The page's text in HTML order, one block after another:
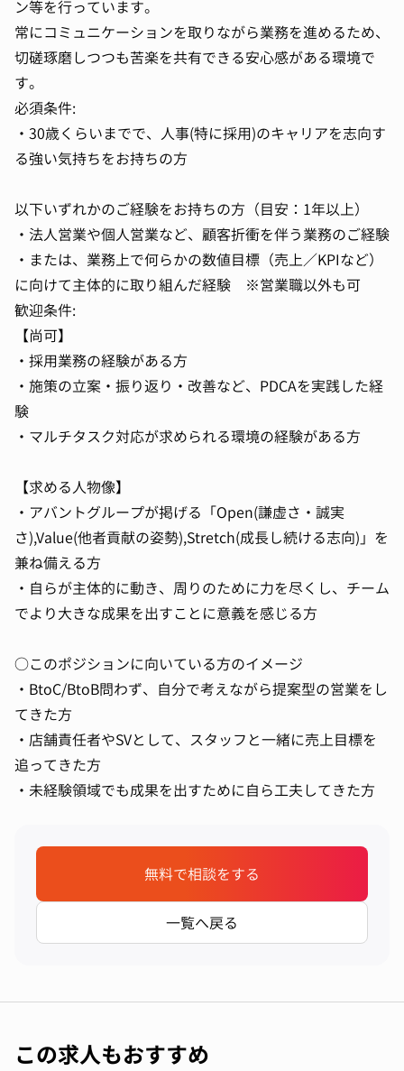
ン等を行っています。
常にコミュニケーションを取りながら業務を進めるため、
切磋琢磨しつつも苦楽を共有できる安心感がある環境で
す。
必須条件:
・30歳くらいまでで、人事(特に採用)のキャリアを志向す
る強い気持ちをお持ちの方
以下いずれかのご経験をお持ちの方（目安：1年以上）
・法人営業や個人営業など、顧客折衝を伴う業務のご経験
・または、業務上で何らかの数値目標（売上／KPIなど）
に向けて主体的に取り組んだ経験 ※営業職以外も可
歓迎条件:
【尚可】
・採用業務の経験がある方
・施策の立案・振り返り・改善など、PDCAを実践した経
験
・マルチタスク対応が求められる環境の経験がある方
【求める人物像】
・アバントグループが掲げる「Open(謙虚さ・誠実
さ),Value(他者貢献の姿勢),Stretch(成長し続ける志向)」を
兼ね備える方
・自らが主体的に動き、周りのために力を尽くし、チーム
でより大きな成果を出すことに意義を感じる方
○このポジションに向いている方のイメージ
・BtoC/BtoB問わず、自分で考えながら提案型の営業をし
てきた方
・店舗責任者やSVとして、スタッフと一緒に売上目標を
追ってきた方
・未経験領域でも成果を出すために自ら工夫してきた方
無料で相談をする
一覧へ戻る
この求人もおすすめ